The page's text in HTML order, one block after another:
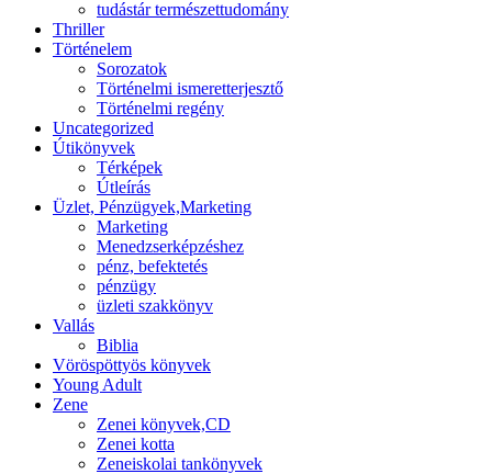
tudástár természettudomány
Thriller
Történelem
Sorozatok
Történelmi ismeretterjesztő
Történelmi regény
Uncategorized
Útikönyvek
Térképek
Útleírás
Üzlet, Pénzügyek,Marketing
Marketing
Menedzserképzéshez
pénz, befektetés
pénzügy
üzleti szakkönyv
Vallás
Biblia
Vöröspöttyös könyvek
Young Adult
Zene
Zenei könyvek,CD
Zenei kotta
Zeneiskolai tankönyvek